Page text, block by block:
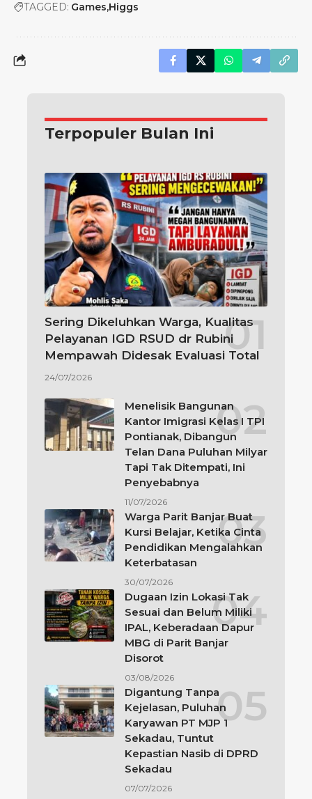
TAGGED: Games Higgs
Terpopuler Bulan Ini
Sering Dikeluhkan Warga, Kualitas
Pelayanan IGD RSUD dr Rubini
Mempawah Didesak Evaluasi Total
24/07/2026
Menelisik Bangunan
Kantor Imigrasi Kelas I TPI
Pontianak, Dibangun
Telan Dana Puluhan Milyar
Tapi Tak Ditempati, Ini
Penyebabnya
11/07/2026
Warga Parit Banjar Buat
Kursi Belajar, Ketika Cinta
Pendidikan Mengalahkan
Keterbatasan
30/07/2026
Dugaan Izin Lokasi Tak
Sesuai dan Belum Miliki
IPAL, Keberadaan Dapur
MBG di Parit Banjar
Disorot
03/08/2026
Digantung Tanpa
Kejelasan, Puluhan
Karyawan PT MJP 1
Sekadau, Tuntut
Kepastian Nasib di DPRD
Sekadau
07/07/2026